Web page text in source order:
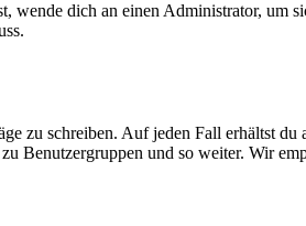
dich an einen Administrator, um
zu schreiben. Auf jeden Fall erhältst du
Benutzergruppen und so weiter. Wir